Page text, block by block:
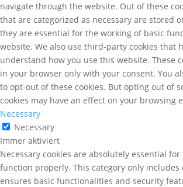
navigate through the website. Out of these
that are categorized as necessary are stored
they are essential for the working of basic
website. We also use third-party cookies that
understand how you use this website. These
in your browser only with your consent. You
to opt-out of these cookies. But opting out of
cookies may have an effect on your browsing
Necessary
Necessary
Immer aktiviert
Necessary cookies are absolutely essential
function properly. This category only includes
ensures basic functionalities and security